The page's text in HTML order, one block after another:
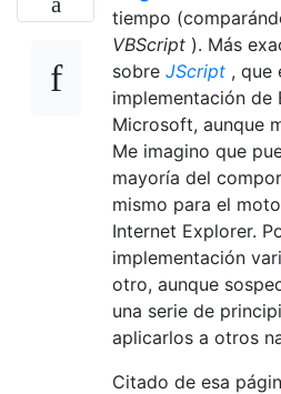
tiempo
VBScript ). Más
sobre JScript , que
implementación de
Microsoft, aunque
Me imagino que
mayoría del
mismo para el
Internet Explorer.
implementación
otro, aunque
una serie de
aplicarlos a otros
Citado de esa